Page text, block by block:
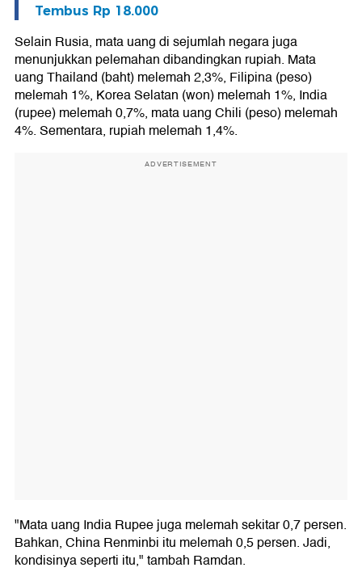
Tembus Rp 18.000
Selain Rusia, mata uang di sejumlah negara juga
menunjukkan pelemahan dibandingkan rupiah. Mata
uang Thailand (baht) melemah 2,3%, Filipina (peso)
melemah 1%, Korea Selatan (won) melemah 1%, India
(rupee) melemah 0,7%, mata uang Chili (peso) melemah
4%. Sementara, rupiah melemah 1,4%.
ADVERTISEMENT
"Mata uang India Rupee juga melemah sekitar 0,7 persen.
Bahkan, China Renminbi itu melemah 0,5 persen. Jadi,
kondisinya seperti itu," tambah Ramdan.